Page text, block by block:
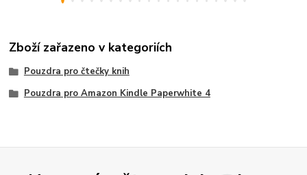
Zboží zařazeno v kategoriích
Pouzdra pro čtečky knih
Pouzdra pro Amazon Kindle Paperwhite 4